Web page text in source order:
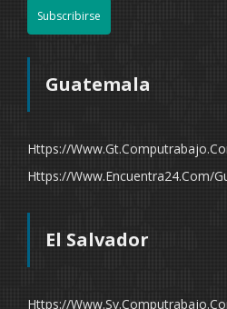
Subscribirse
Guatemala
Https://
Https://www.encuentra24.com/
El Salvador
Https://